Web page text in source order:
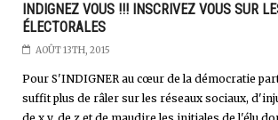
INDIGNEZ VOUS !!! INSCRIVEZ VOUS SUR
ÉLECTORALES
AOÛT 13TH, 2015
Pour S'INDIGNER au cœur de la démocratie
suffit plus de râler sur les réseaux sociaux,